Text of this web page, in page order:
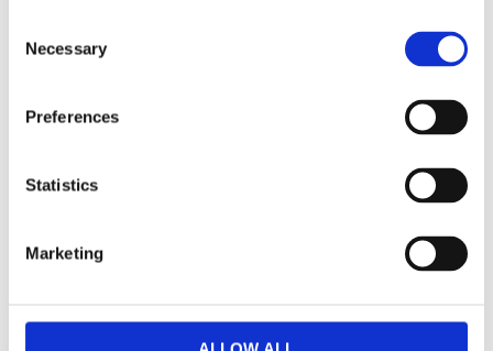
Selection
Necessary
Preferences
Statistics
Marketing
Ett klassiskt ovalt matbord i oljad ek med
Bordet kan även kompletteras med ytterligare en
hela 250 cm.
Iläggsskivorna har en sarg som följer toppskivans
design, vilket gör att iläggskivorna inte går att
förvara i bordet.
är ett bra och hållbart val.